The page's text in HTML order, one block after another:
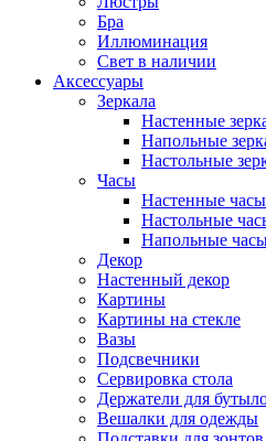
Бра
Иллюминация
Свет в наличии
Аксессуары
Зеркала
Настенные
Напольные
Настольные
Часы
Настенные часы
Настольные
Напольные
Декор
Настенный декор
Картины
Картины на стекле
Вазы
Подсвечники
Сервировка стола
Держатели для
Вешалки для одежды